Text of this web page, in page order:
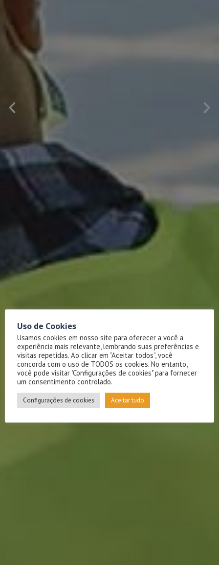
Uso de Cookies
Usamos cookies em nosso site para oferecer a você a
experiência mais relevante, lembrando suas preferências e
visitas repetidas. Ao clicar em “Aceitar todos”, você
concorda com o uso de TODOS os cookies. No entanto,
você pode visitar "Configurações de cookies" para fornecer
um consentimento controlado.
Configurações de cookies Aceitar tudo